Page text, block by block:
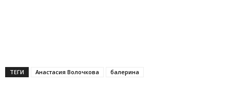
ТЕГИ Анастасия Волочкова балерина